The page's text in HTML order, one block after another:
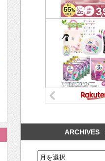
ARCHIVES